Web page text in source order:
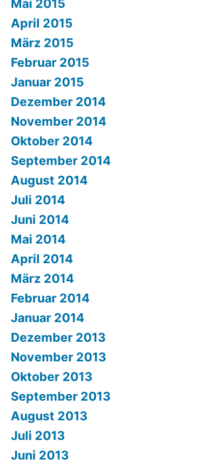
Mai 2015
April 2015
März 2015
Februar 2015
Januar 2015
Dezember 2014
November 2014
Oktober 2014
September 2014
August 2014
Juli 2014
Juni 2014
Mai 2014
April 2014
März 2014
Februar 2014
Januar 2014
Dezember 2013
November 2013
Oktober 2013
September 2013
August 2013
Juli 2013
Juni 2013